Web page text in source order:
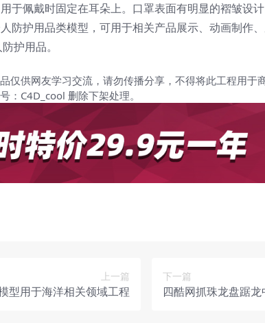
于佩戴时固定在耳朵上。口罩表面有明显的褶皱设
防护用品类模型，可用于相关产品展示、动画制作
护用品。
仅供网友学习交流，请勿传播分享，不得将此工程用于
：C4D_cool 删除下架处理。
上一篇
型用于海洋相关领域工程
下一篇
四酷网抓珠龙盘踞